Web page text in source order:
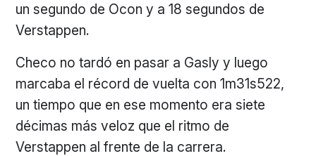
un segundo de Ocon y a 18 segundos de
Verstappen.
Checo no tardó en pasar a Gasly y luego
marcaba el récord de vuelta con 1m31s522,
un tiempo que en ese momento era siete
décimas más veloz que el ritmo de
Verstappen al frente de la carrera.